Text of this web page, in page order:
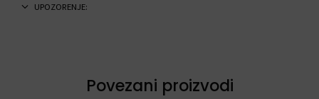
UPOZORENJE:
Povezani proizvodi